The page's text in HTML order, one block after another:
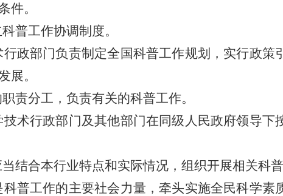
件。
普工作协调制度。
政部门负责制定全国科普工作规划，实行政策
展。
责分工，负责有关的科普工作。
术行政部门及其他部门在同级人民政府领导下
结合本行业特点和实际情况，组织开展相关科普
普工作的主要社会力量，牵头实施全民科学素